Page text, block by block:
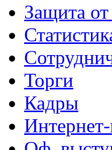
Защита
Торги
Кадры